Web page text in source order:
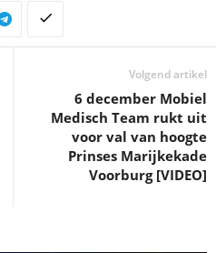
Volgend artikel
6 december Mobiel
Medisch Team rukt uit
voor val van hoogte
Prinses Marijkekade
Voorburg [VIDEO]